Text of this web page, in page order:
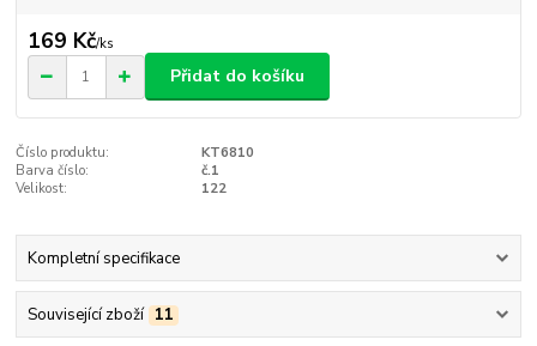
169 Kč/ks
Přidat do košíku
Číslo produktu:
KT6810
Barva číslo:
č.1
Velikost:
122
Kompletní specifikace
Související zboží 11